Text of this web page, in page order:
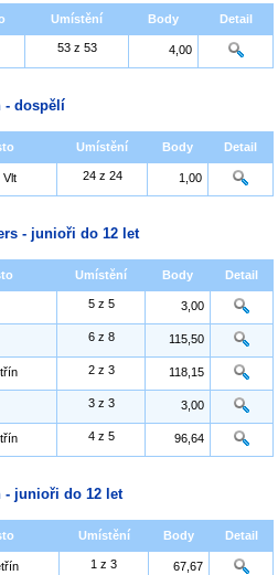
Umístění Body Detail
53 z 53 4,00
- dospělí
Umístění Body Detail
Vlt 24 z 24 1,00
- junioři do 12 let
Umístění Body Detail
5 z 5 3,00
6 z 8 115,50
2 z 3 118,15
3 z 3 3,00
4 z 5 96,64
- junioři do 12 let
Umístění Body Detail
1 z 3 67,67